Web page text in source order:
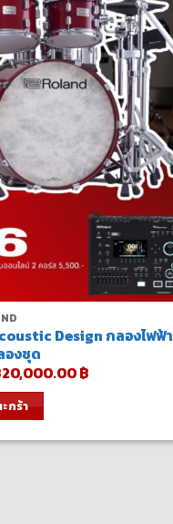
Design กลองไฟฟ้า
องชุด
price
฿.
฿Current
กร้า